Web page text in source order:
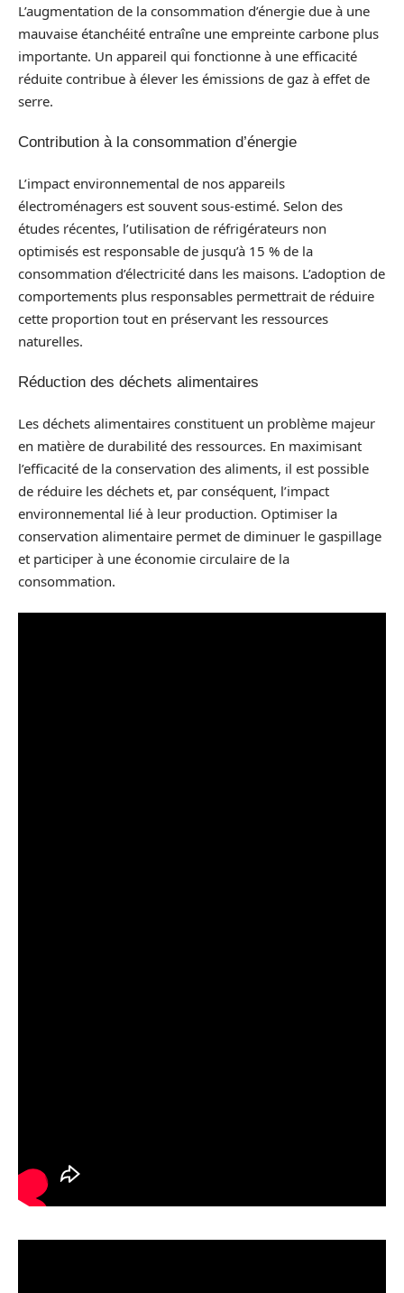
L’augmentation de la consommation d’énergie due à une
mauvaise étanchéité entraîne une empreinte carbone plus
importante. Un appareil qui fonctionne à une efficacité
réduite contribue à élever les émissions de gaz à effet de
serre.
Contribution à la consommation d’énergie
L’impact environnemental de nos appareils
électroménagers est souvent sous-estimé. Selon des
études récentes, l’utilisation de réfrigérateurs non
optimisés est responsable de jusqu’à 15 % de la
consommation d’électricité dans les maisons. L’adoption de
comportements plus responsables permettrait de réduire
cette proportion tout en préservant les ressources
naturelles.
Réduction des déchets alimentaires
Les déchets alimentaires constituent un problème majeur
en matière de durabilité des ressources. En maximisant
l’efficacité de la conservation des aliments, il est possible
de réduire les déchets et, par conséquent, l’impact
environnemental lié à leur production. Optimiser la
conservation alimentaire permet de diminuer le gaspillage
et participer à une économie circulaire de la
consommation.